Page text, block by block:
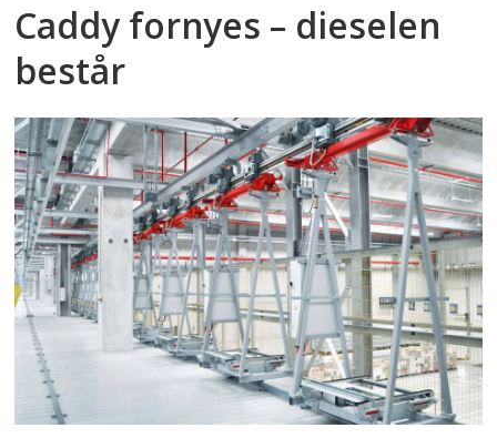
Caddy fornyes – dieselen
består